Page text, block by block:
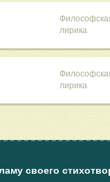
лирика
лирика
своего